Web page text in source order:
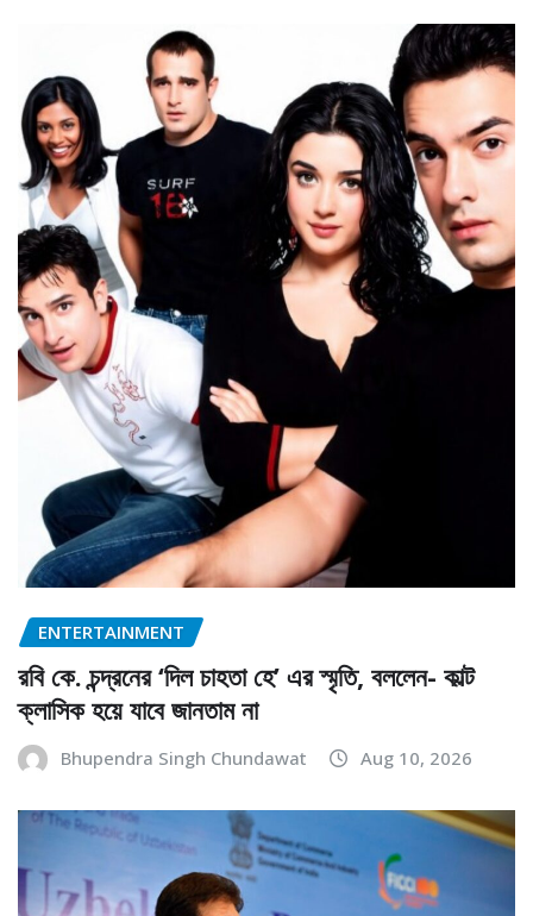
ENTERTAINMENT
রবি কে. চন্দ্রনের ‘দিল চাহতা হে’ এর স্মৃতি, বললেন- কাল্ট
ক্লাসিক হয়ে যাবে জানতাম না
Bhupendra Singh Chundawat Aug 10, 2026